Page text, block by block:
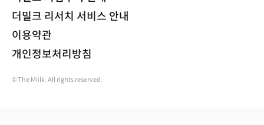
더밀크 리서치 서비스 안내
이용약관
개인정보처리방침
© The Miilk. All rights reserved.